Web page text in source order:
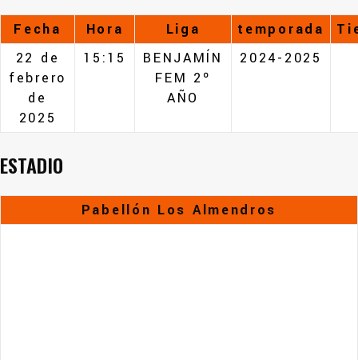
Fecha Hora Liga temporada
22 de
febrero
de
2025
15:15
BENJAMÍN
FEM 2º
AÑO
2024-2025
ESTADIO
Pabellón Los Almendros